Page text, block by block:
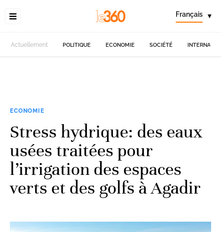
Français ▾
Actuellement POLITIQUE ECONOMIE SOCIÉTÉ
ECONOMIE
Stress hydrique: des eaux
usées traitées pour
l’irrigation des espaces
verts et des golfs à Agadir